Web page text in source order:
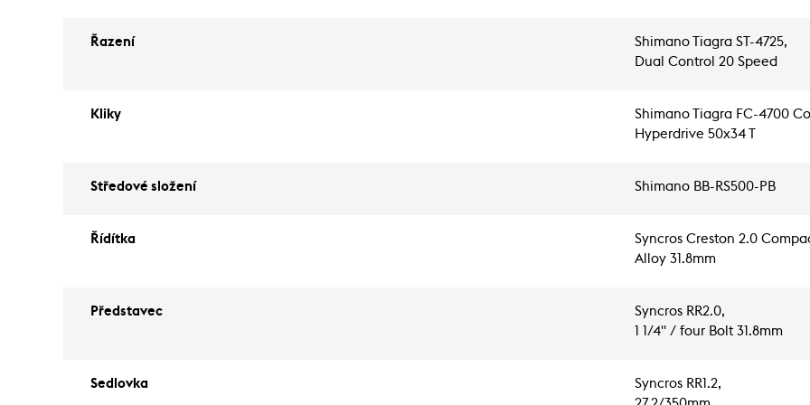
Řazení
Shimano Tiagra ST-4725,
Dual Control 20 Speed
Kliky
Shimano Tiagra FC-4700
Hyperdrive 50x34 T
Středové složení Shimano BB-RS500-PB
Řídítka
Syncros Creston 2.0
Alloy 31.8mm
Představec
Syncros RR2.0,
1 1/4" / four Bolt 31.8mm
Sedlovka
Syncros RR1.2,